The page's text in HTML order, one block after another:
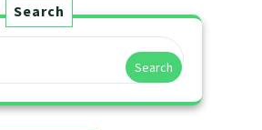
Search
Search